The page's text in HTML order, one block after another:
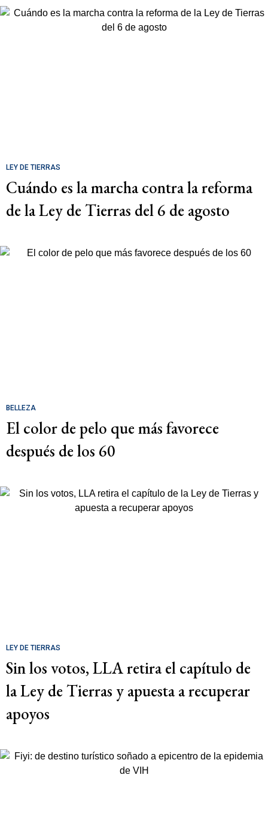
LEY DE TIERRAS
Cuándo es la marcha contra la reforma
de la Ley de Tierras del 6 de agosto
BELLEZA
El color de pelo que más favorece
después de los 60
LEY DE TIERRAS
Sin los votos, LLA retira el capítulo de
la Ley de Tierras y apuesta a recuperar
apoyos